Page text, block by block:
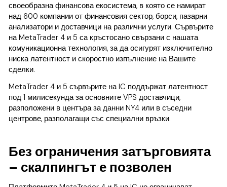
своеобразна финансова екосистема, в която се намират
над 600 компании от финансовия сектор, борси, пазарни
анализатори и доставчици на различни услуги. Сървърите
на MetaTrader 4 и 5 са кръстосано свързани с нашата
комуникационна технология, за да осигурят изключително
ниска латентност и скоростно изпълнение на Вашите
сделки.
MetaTrader 4 и 5 сървърите на IC поддържат латентност
под 1 милисекунда за основните VPS доставчици,
разположени в центъра за данни NY4 или в съседни
центрове, разполагащи със специални връзки.
Без ограничения затърговията
– скалпингът е позволен